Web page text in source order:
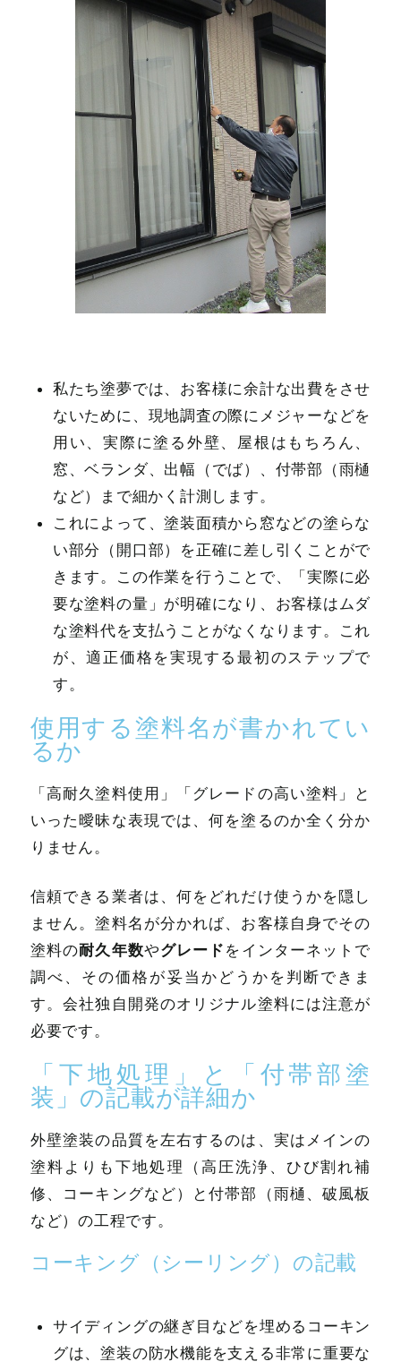
私たち塗夢では、お客様に余計な出費をさせ
ないために、現地調査の際にメジャーなどを
用い、実際に塗る外壁、屋根はもちろん、
窓、ベランダ、出幅（でば）、付帯部（雨樋
など）まで細かく計測します。
これによって、塗装面積から窓などの塗らな
い部分（開口部）を正確に差し引くことがで
きます。この作業を行うことで、「実際に必
要な塗料の量」が明確になり、お客様はムダ
な塗料代を支払うことがなくなります。これ
が、適正価格を実現する最初のステップで
す。
使用する塗料名が書かれてい
るか
「高耐久塗料使用」「グレードの高い塗料」と
いった曖昧な表現では、何を塗るのか全く分か
りません。
信頼できる業者は、何をどれだけ使うかを隠し
ません。塗料名が分かれば、お客様自身でその
塗料の耐久年数やグレード をインターネットで
調べ、その価格が妥当かどうかを判断できま
す。会社独自開発のオリジナル塗料には注意が
必要です。
「下地処理」と「付帯部塗
装」の記載が詳細か
外壁塗装の品質を左右するのは、実はメインの
塗料よりも下地処理（高圧洗浄、ひび割れ補
修、コーキングなど）と付帯部（雨樋、破風板
など）の工程です。
コーキング（シーリング）の記載
サイディングの継ぎ目などを埋めるコーキン
グは、塗装の防水機能を支える非常に重要な